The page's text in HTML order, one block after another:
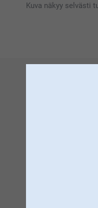
Lämpimin
Kuva näkyy selvästi